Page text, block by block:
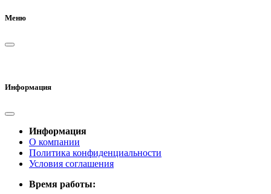
Меню
Информация
Информация
О компании
Политика конфиденциальности
Условия соглашения
Время работы: